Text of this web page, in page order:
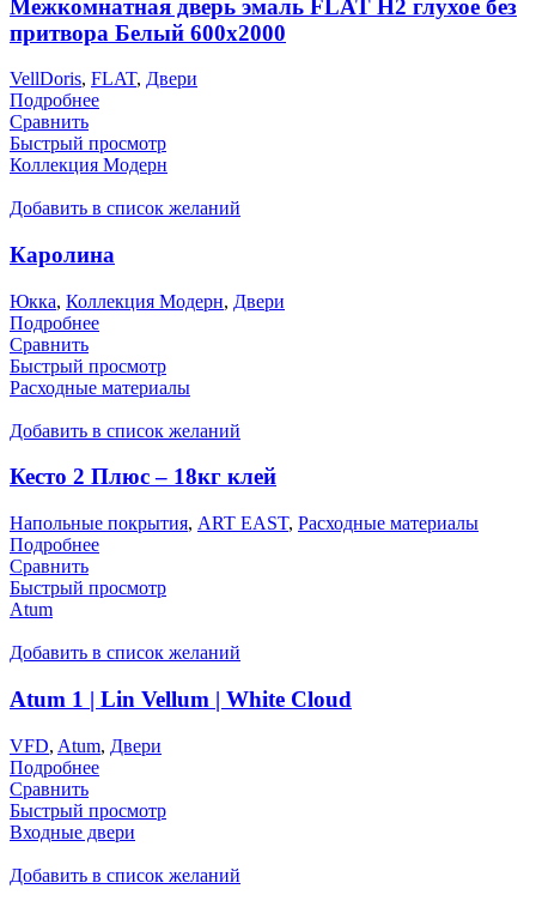
Межкомнатная дверь эмаль FLAT H2 глухое без
притвора Белый 600х2000
VellDoris, FLAT, Двери
Подробнее
Сравнить
Быстрый просмотр
Коллекция Модерн
Добавить в список желаний
Каролина
Юкка, Коллекция Модерн, Двери
Подробнее
Сравнить
Быстрый просмотр
Расходные материалы
Добавить в список желаний
Кесто 2 Плюс – 18кг клей
Напольные покрытия, ART EAST, Расходные материалы
Подробнее
Сравнить
Быстрый просмотр
Atum
Добавить в список желаний
Atum 1 | Lin Vellum | White Cloud
VFD, Atum, Двери
Подробнее
Сравнить
Быстрый просмотр
Входные двери
Добавить в список желаний